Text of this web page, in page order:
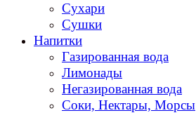
Сухари
Сушки
Напитки
Газированная вода
Лимонады
Негазированная вода
Соки, Нектары, Морсы